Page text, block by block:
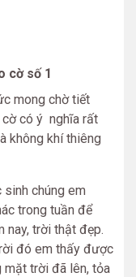
cờ số 1
mong chờ tiết
cờ có ý nghĩa rất
không khí thiêng
sinh chúng em
trong tuần để
nay, trời thật đẹp.
đó em thấy được
mặt trời đã lên, tỏa